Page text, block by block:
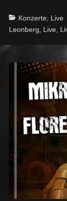
Categories
Konzerte, Live
Leonberg
Live,